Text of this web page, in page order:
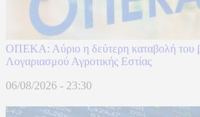
ΟΠΕΚΑ: Αύριο η δεύτερη καταβολή του
Λογαριασμού Αγροτικής Εστίας
06/08/2026 - 23:30